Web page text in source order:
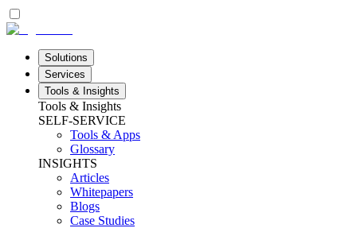
Solutions
Services
Tools & Insights
Tools & Insights
SELF-SERVICE
Tools & Apps
Glossary
INSIGHTS
Articles
Whitepapers
Blogs
Case Studies